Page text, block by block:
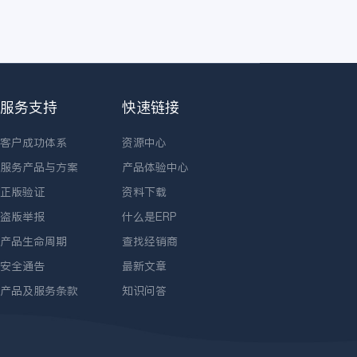
服务支持
客户成功体系
服务产品与方案
正版验证
盗版举报
产品生命周期
安全通告
产品及服务条款
快速链接
资源中心
产品体验中心
资料下载
什么是ERP
查找经销商
最新文章
知识问答